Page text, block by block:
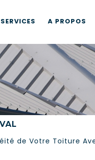
A PROPOS
de Votre Toiture